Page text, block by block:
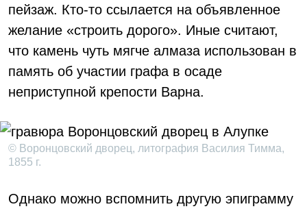
пейзаж. Кто-то ссылается на объявленное
желание «строить дорого». Иные считают,
что камень чуть мягче алмаза использован в
память об участии графа в осаде
неприступной крепости Варна.
© Воронцовский дворец, литография Василия Тимма,
1855 г.
Однако можно вспомнить другую эпиграмму